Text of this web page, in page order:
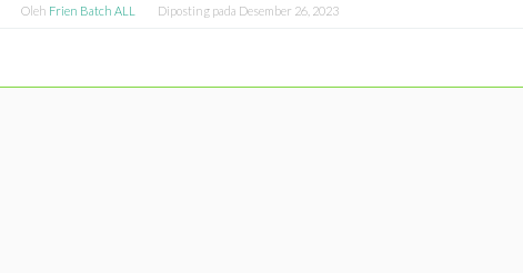
Oleh Frien Batch ALL Diposting pada Desember 26, 2023